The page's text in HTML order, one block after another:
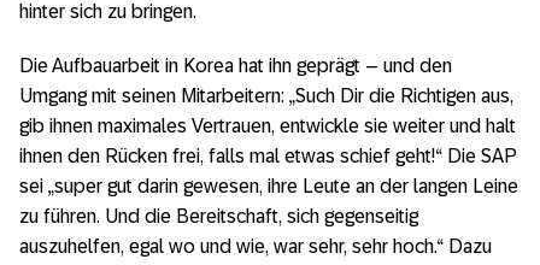
hinter sich zu bringen.
Die Aufbauarbeit in Korea hat ihn geprägt – und den
Umgang mit seinen Mitarbeitern: „Such Dir die Richtigen aus,
gib ihnen maximales Vertrauen, entwickle sie weiter und halt
ihnen den Rücken frei, falls mal etwas schief geht!“ Die SAP
sei „super gut darin gewesen, ihre Leute an der langen Leine
zu führen. Und die Bereitschaft, sich gegenseitig
auszuhelfen, egal wo und wie, war sehr, sehr hoch.“ Dazu